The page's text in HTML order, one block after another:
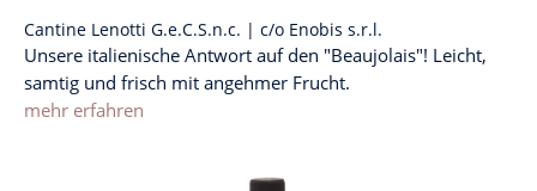
Cantine Lenotti G.e.C.S.n.c. | c/o Enobis s.r.l.
Unsere italienische Antwort auf den "Beaujolais"! Leicht,
samtig und frisch mit angehmer Frucht.
mehr erfahren